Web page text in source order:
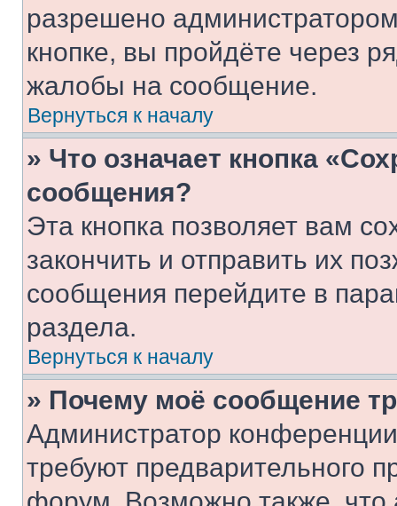
разрешено
кнопке, вы пройдёте через
жалобы на сообщение.
Вернуться к началу
» Что означает кнопка
сообщения?
Эта кнопка позволяет вам
закончить и отправить их
сообщения перейдите в
раздела.
Вернуться к началу
» Почему моё сообщение
Администратор
требуют предварительного